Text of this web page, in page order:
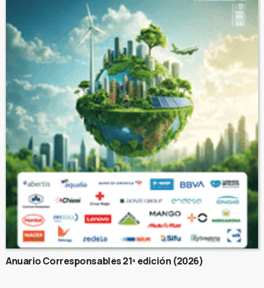
Anuario Corresponsables 21ª edición (2026)